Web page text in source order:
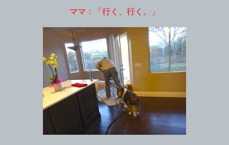
ママ：「行く、行く。」